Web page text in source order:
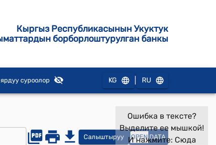
Кыргыз Республикасынын Укуктук
борборлоштурулган банкы
суроолор KG RU
Салыштыруу OPEN DATA
Ошибка в тексте?
Выделите ее мышкой!
И нажмите: Сюда